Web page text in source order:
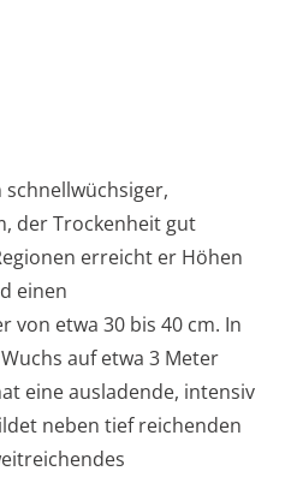
schnellwüchsiger,
der Trockenheit gut
erreicht er Höhen
einen
von etwa 30 bis 40 cm. In
auf etwa 3 Meter
eine ausladende, intensiv
neben tief reichenden